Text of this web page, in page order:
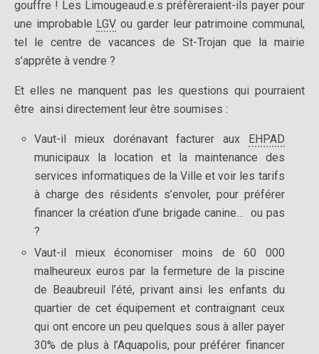
gouffre ! Les Limougeaud.e.s préfèreraient-ils payer pour
une improbable LGV ou garder leur patrimoine communal,
tel le centre de vacances de St-Trojan que la mairie
s’apprête à vendre ?
Et elles ne manquent pas les questions qui pourraient
être ainsi directement leur être soumises :
Vaut-il mieux dorénavant facturer aux EHPAD
municipaux la location et la maintenance des
services informatiques de la Ville et voir les tarifs
à charge des résidents s’envoler, pour préférer
financer la création d’une brigade canine… ou pas
?
Vaut-il mieux économiser moins de 60 000
malheureux euros par la fermeture de la piscine
de Beaubreuil l’été, privant ainsi les enfants du
quartier de cet équipement et contraignant ceux
qui ont encore un peu quelques sous à aller payer
30% de plus à l’Aquapolis, pour préférer financer